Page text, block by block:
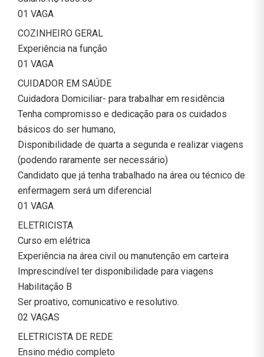
01 VAGA
COZINHEIRO GERAL
Experiência na função
01 VAGA
CUIDADOR EM SAÚDE
Cuidadora Domiciliar- para trabalhar em residência
Tenha compromisso e dedicação para os cuidados
básicos do ser humano,
Disponibilidade de quarta a segunda e realizar viagens
(podendo raramente ser necessário)
Candidato que já tenha trabalhado na área ou técnico de
enfermagem será um diferencial
01 VAGA
ELETRICISTA
Curso em elétrica
Experiência na área civil ou manutenção em carteira
Imprescindível ter disponibilidade para viagens
Habilitação B
Ser proativo, comunicativo e resolutivo.
02 VAGAS
ELETRICISTA DE REDE
Ensino médio completo